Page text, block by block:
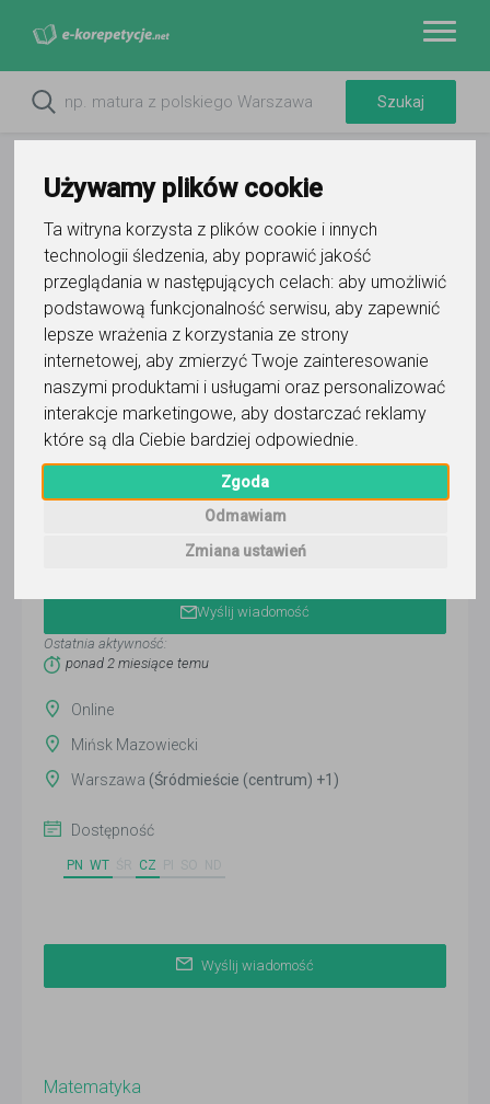
Używamy plików cookie
Ta witryna korzysta z plików cookie i innych
technologii śledzenia, aby poprawić jakość
przeglądania w następujących celach: aby umożliwić
podstawową funkcjonalność serwisu, aby zapewnić
lepsze wrażenia z korzystania ze strony
internetowej, aby zmierzyć Twoje zainteresowanie
naszymi produktami i usługami oraz personalizować
interakcje marketingowe, aby dostarczać reklamy
które są dla Ciebie bardziej odpowiednie.
Zgoda
Odmawiam
Zmiana ustawień
Do ulubionych
Oznacz wystąpienie kontaktu
Wyślij wiadomość
Ostatnia aktywność:
ponad 2 miesiące temu
Online
Mińsk Mazowiecki
Warszawa (Śródmieście (centrum) +1)
Dostępność
PN WT CZ
Wyślij wiadomość
Matematyka